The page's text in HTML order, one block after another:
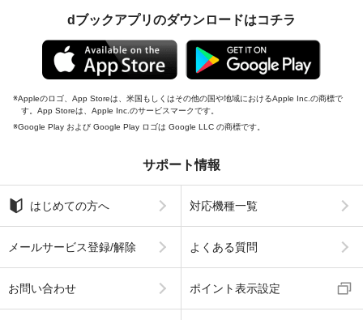
dブックアプリのダウンロードはコチラ
Appleのロゴ、App Storeは、米国もしくはその他の国や地域におけるApple Inc.の商標で
す。App Storeは、Apple Inc.のサービスマークです。
Google Play および Google Play ロゴは Google LLC の商標です。
サポート情報
はじめての方へ 対応機種一覧
メールサービス登録/解除 よくある質問
お問い合わせ ポイント表示設定